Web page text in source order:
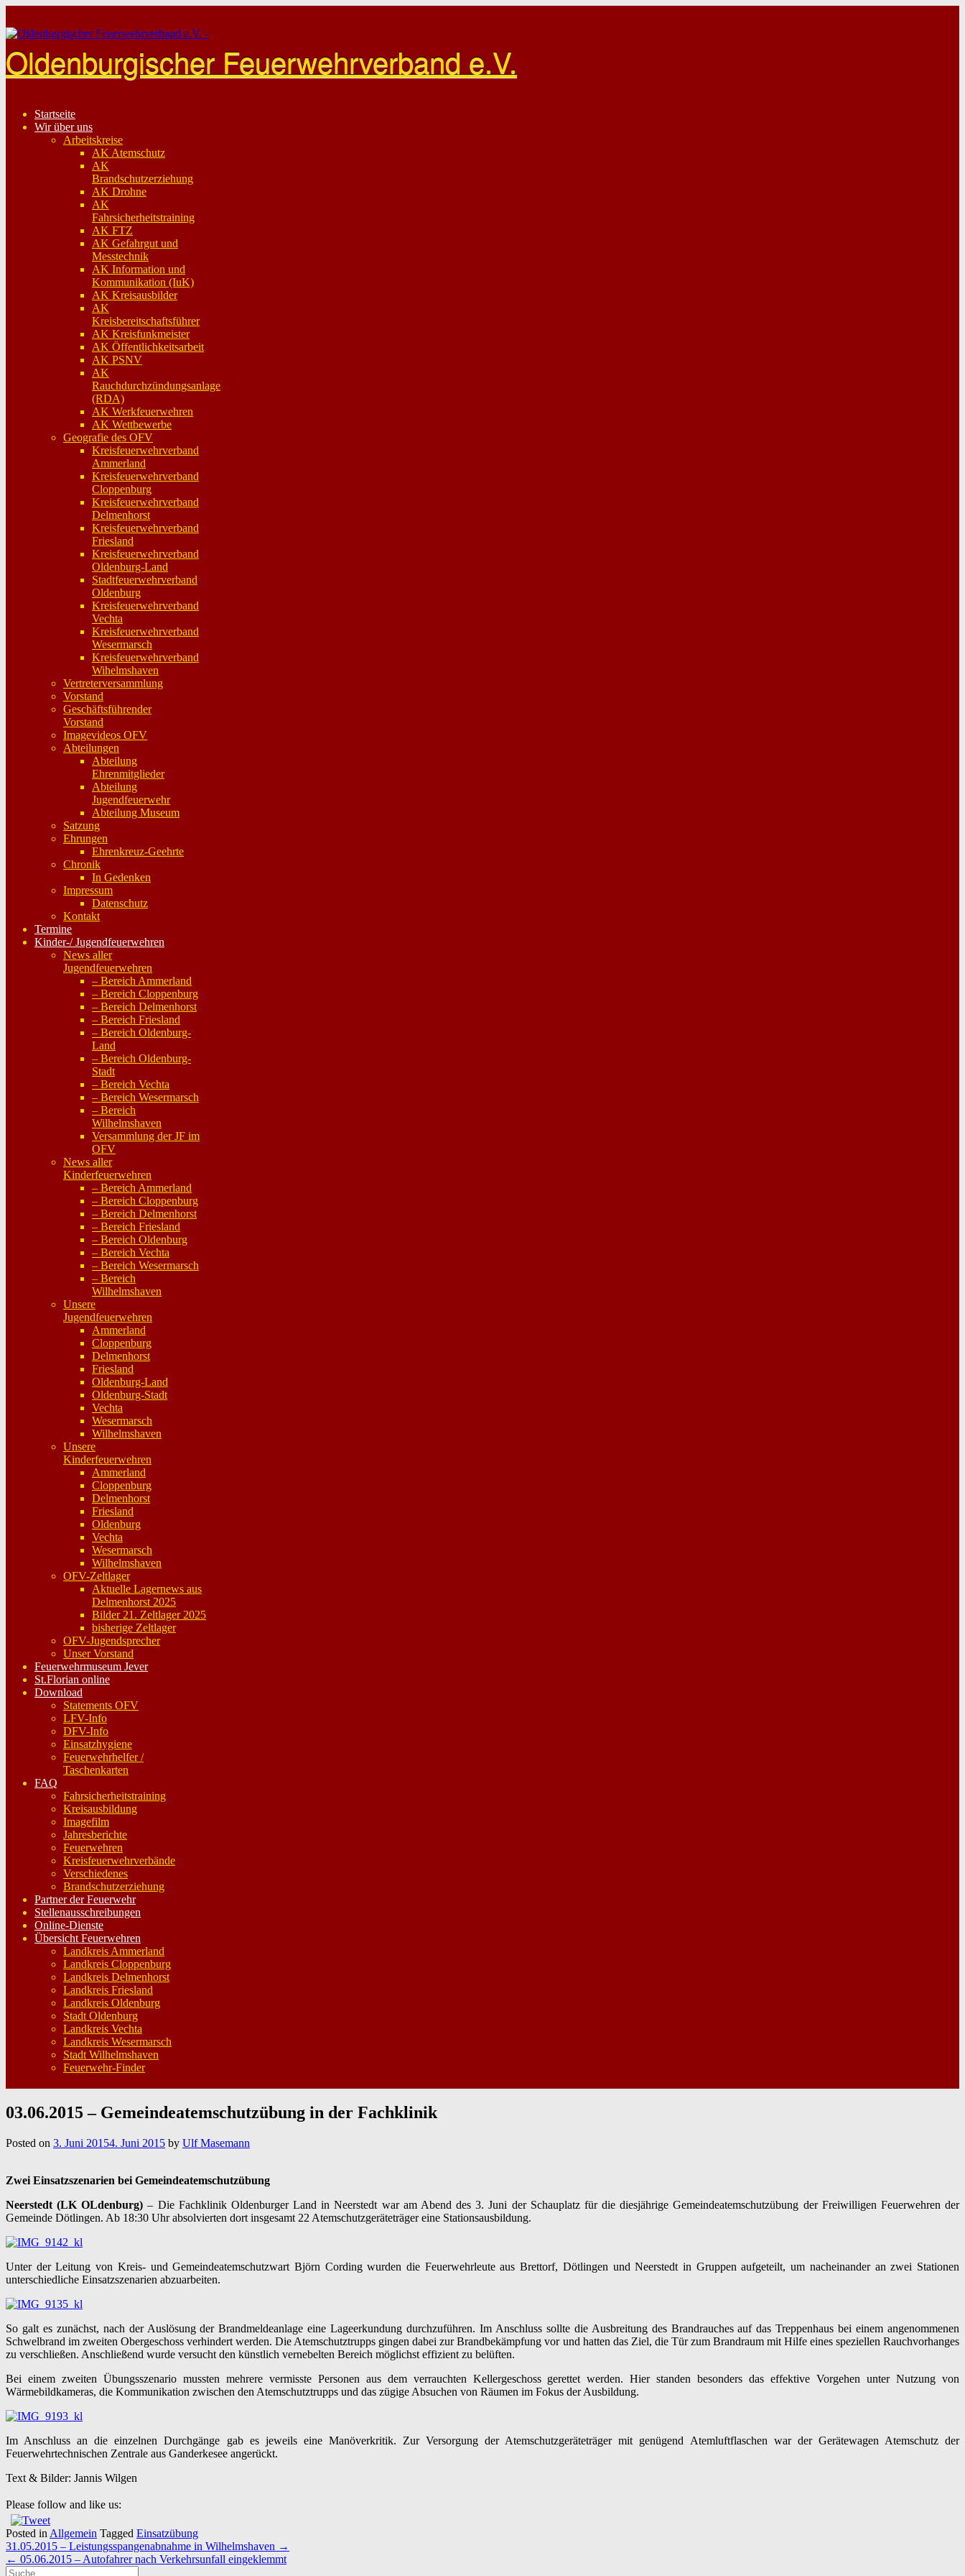
content
Oldenburgischer Feuerwehrverband e.V.
Startseite
Wir über uns
Arbeitskreise
AK Atemschutz
AK
Brandschutzerziehung
AK Drohne
AK
Fahrsicherheitstraining
AK FTZ
AK Gefahrgut und
Messtechnik
AK Information und
Kommunikation (IuK)
AK Kreisausbilder
AK
Kreisbereitschaftsführer
AK Kreisfunkmeister
AK Öffentlichkeitsarbeit
AK PSNV
AK
Rauchdurchzündungsanlage
(RDA)
AK Werkfeuerwehren
AK Wettbewerbe
Geografie des OFV
Kreisfeuerwehrverband
Ammerland
Kreisfeuerwehrverband
Cloppenburg
Kreisfeuerwehrverband
Delmenhorst
Kreisfeuerwehrverband
Friesland
Kreisfeuerwehrverband
Oldenburg-Land
Stadtfeuerwehrverband
Oldenburg
Kreisfeuerwehrverband
Vechta
Kreisfeuerwehrverband
Wesermarsch
Kreisfeuerwehrverband
Wihelmshaven
Vertreterversammlung
Vorstand
Geschäftsführender
Vorstand
Imagevideos OFV
Abteilungen
Abteilung
Ehrenmitglieder
Abteilung
Jugendfeuerwehr
Abteilung Museum
Satzung
Ehrungen
Ehrenkreuz-Geehrte
Chronik
In Gedenken
Impressum
Datenschutz
Kontakt
Termine
Kinder-/ Jugendfeuerwehren
News aller
Jugendfeuerwehren
– Bereich Ammerland
– Bereich Cloppenburg
– Bereich Delmenhorst
– Bereich Friesland
– Bereich Oldenburg-
Land
– Bereich Oldenburg-
Stadt
– Bereich Vechta
– Bereich Wesermarsch
– Bereich
Wilhelmshaven
Versammlung der JF im
OFV
News aller
Kinderfeuerwehren
– Bereich Ammerland
– Bereich Cloppenburg
– Bereich Delmenhorst
– Bereich Friesland
– Bereich Oldenburg
– Bereich Vechta
– Bereich Wesermarsch
– Bereich
Wilhelmshaven
Unsere
Jugendfeuerwehren
Ammerland
Cloppenburg
Delmenhorst
Friesland
Oldenburg-Land
Oldenburg-Stadt
Vechta
Wesermarsch
Wilhelmshaven
Unsere
Kinderfeuerwehren
Ammerland
Cloppenburg
Delmenhorst
Friesland
Oldenburg
Vechta
Wesermarsch
Wilhelmshaven
OFV-Zeltlager
Aktuelle Lagernews aus
Delmenhorst 2025
Bilder 21. Zeltlager 2025
bisherige Zeltlager
OFV-Jugendsprecher
Unser Vorstand
Feuerwehrmuseum Jever
St.Florian online
Download
Statements OFV
LFV-Info
DFV-Info
Einsatzhygiene
Feuerwehrhelfer /
Taschenkarten
FAQ
Fahrsicherheitstraining
Kreisausbildung
Imagefilm
Jahresberichte
Feuerwehren
Kreisfeuerwehrverbände
Verschiedenes
Brandschutzerziehung
Partner der Feuerwehr
Stellenausschreibungen
Online-Dienste
Übersicht Feuerwehren
Landkreis Ammerland
Landkreis Cloppenburg
Landkreis Delmenhorst
Landkreis Friesland
Landkreis Oldenburg
Stadt Oldenburg
Landkreis Vechta
Landkreis Wesermarsch
Stadt Wilhelmshaven
Feuerwehr-Finder
03.06.2015 – Gemeindeatemschutzübung in der Fachklinik
Posted on 3. Juni 20154. Juni 2015 by Ulf Masemann
Zwei Einsatzszenarien bei Gemeindeatemschutzübung
Neerstedt (LK OLdenburg) – Die Fachklinik Oldenburger Land in Neerstedt war am Abend des 3. Juni der Schauplatz für die diesjährige Gemeindeatemschutzübung der Freiwilligen Feuerwehren der
Gemeinde Dötlingen. Ab 18:30 Uhr absolvierten dort insgesamt 22 Atemschutzgeräteträger eine Stationsausbildung.
Unter der Leitung von Kreis- und Gemeindeatemschutzwart Björn Cording wurden die Feuerwehrleute aus Brettorf, Dötlingen und Neerstedt in Gruppen aufgeteilt, um nacheinander an zwei Stationen
unterschiedliche Einsatzszenarien abzuarbeiten.
So galt es zunächst, nach der Auslösung der Brandmeldeanlage eine Lageerkundung durchzuführen. Im Anschluss sollte die Ausbreitung des Brandrauches auf das Treppenhaus bei einem angenommenen
Schwelbrand im zweiten Obergeschoss verhindert werden. Die Atemschutztrupps gingen dabei zur Brandbekämpfung vor und hatten das Ziel, die Tür zum Brandraum mit Hilfe eines speziellen Rauchvorhanges
zu verschließen. Anschließend wurde versucht den künstlich vernebelten Bereich möglichst effizient zu belüften.
Bei einem zweiten Übungsszenario mussten mehrere vermisste Personen aus dem verrauchten Kellergeschoss gerettet werden. Hier standen besonders das effektive Vorgehen unter Nutzung von
Wärmebildkameras, die Kommunikation zwischen den Atemschutztrupps und das zügige Absuchen von Räumen im Fokus der Ausbildung.
Im Anschluss an die einzelnen Durchgänge gab es jeweils eine Manöverkritik. Zur Versorgung der Atemschutzgeräteträger mit genügend Atemluftflaschen war der Gerätewagen Atemschutz der
Feuerwehrtechnischen Zentrale aus Ganderkesee angerückt.
Text & Bilder: Jannis Wilgen
Please follow and like us:
Posted in Allgemein Tagged Einsatzübung
Post
navigation
31.05.2015 – Leistungsspangenabnahme in Wilhelmshaven →
← 05.06.2015 – Autofahrer nach Verkehrsunfall eingeklemmt